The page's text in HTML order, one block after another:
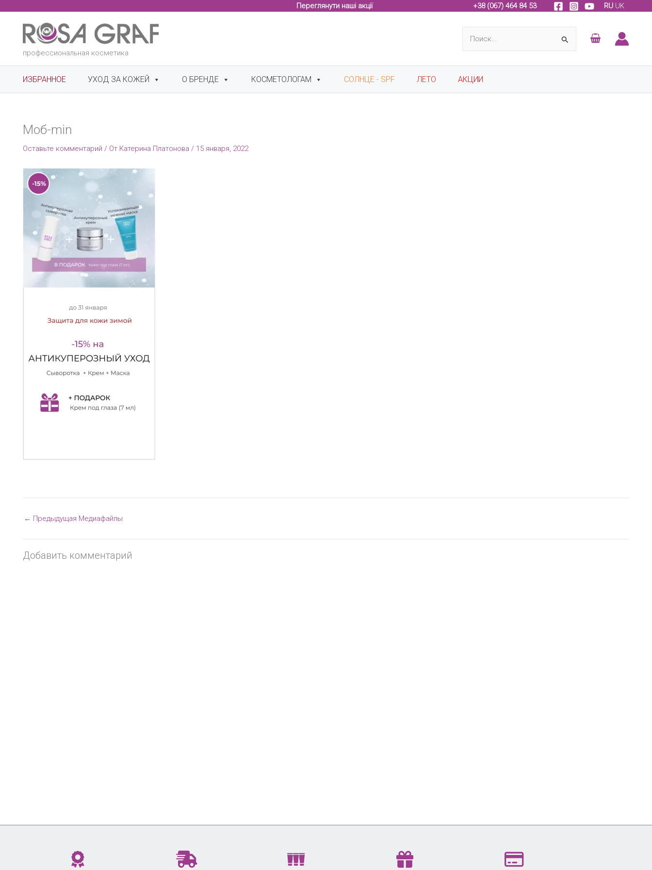
содержимому
Переглянути наші акції +38 (067) 464 84 53 RU UK
профессиональная косметика
ИЗБРАННОЕ УХОД ЗА КОЖЕЙ О БРЕНДЕ КОСМЕТОЛОГАМ СОЛНЦЕ - SPF ЛЕТО АКЦИИ
Моб-min
Оставьте комментарий / От Катерина Платонова / 15 января, 2022
← Предыдущая Медиафайлы
Добавить комментарий